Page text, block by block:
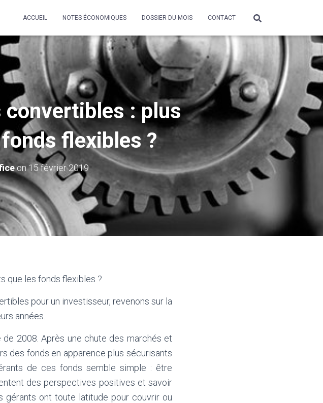
ACCUEIL NOTES ÉCONOMIQUES DOSSIER DU MOIS CONTACT
convertibles : plus
flexibles ?
on15 février 2019
que les fonds flexibles ?
pour un investisseur, revenons sur la
années.
2008. Après une chute des marchés et
des fonds en apparence plus sécurisants
de ces fonds semble simple : être
des perspectives positives et savoir
gérants ont toute latitude pour couvrir ou